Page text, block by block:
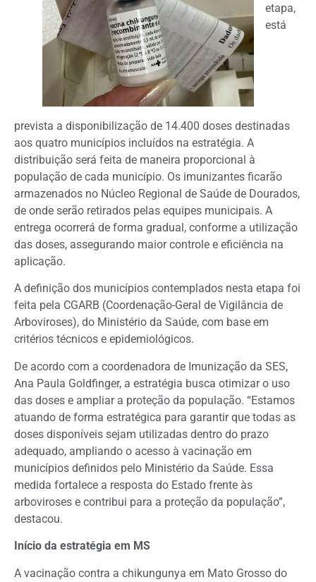
etapa,
está
prevista a disponibilização de 14.400 doses destinadas
aos quatro municípios incluídos na estratégia. A
distribuição será feita de maneira proporcional à
população de cada município. Os imunizantes ficarão
armazenados no Núcleo Regional de Saúde de Dourados,
de onde serão retirados pelas equipes municipais. A
entrega ocorrerá de forma gradual, conforme a utilização
das doses, assegurando maior controle e eficiência na
aplicação.
A definição dos municípios contemplados nesta etapa foi
feita pela CGARB (Coordenação-Geral de Vigilância de
Arboviroses), do Ministério da Saúde, com base em
critérios técnicos e epidemiológicos.
De acordo com a coordenadora de Imunização da SES,
Ana Paula Goldfinger, a estratégia busca otimizar o uso
das doses e ampliar a proteção da população. “Estamos
atuando de forma estratégica para garantir que todas as
doses disponíveis sejam utilizadas dentro do prazo
adequado, ampliando o acesso à vacinação em
municípios definidos pelo Ministério da Saúde. Essa
medida fortalece a resposta do Estado frente às
arboviroses e contribui para a proteção da população”,
destacou.
Início da estratégia em MS
A vacinação contra a chikungunya em Mato Grosso do